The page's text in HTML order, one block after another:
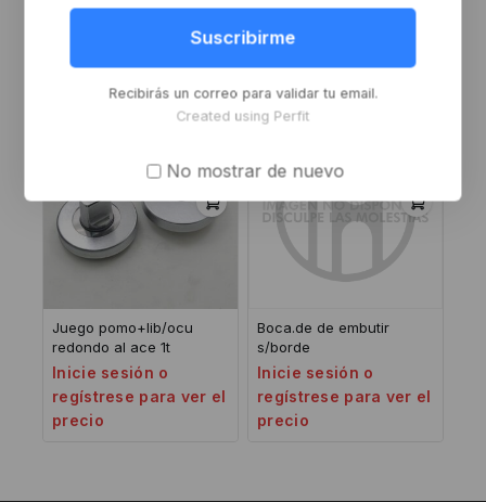
pulido cua
bronce pulido la
Inicie sesión o
Juego pomo+lib/ocu
redondo al ace 1t
Inicie sesión o
regístrese para ver el
precio
Boca.de de embutir
s/borde
Inicie sesión o
regístrese para ver el
precio
Suscribirme
Recibirás un correo para validar tu email.
Created using Perfit
No mostrar de nuevo